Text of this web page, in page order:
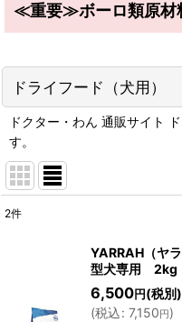
≪重要≫ボーロ類原材
ドライフード（犬用）
ドクター・わん 通販サイト
す。
2件
YARRAH（ヤ
型犬専用 2kg
6,500円 (税別)
(税込: 7,150円)